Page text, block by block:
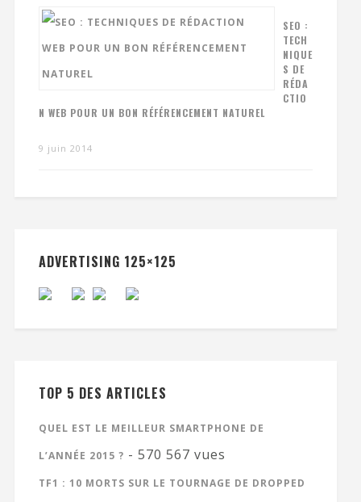
SEO :
TECH
NIQUE
S DE
RÉDA
CTIO
N WEB POUR UN BON RÉFÉRENCEMENT NATUREL
9 juin 2014
ADVERTISING 125×125
TOP 5 DES ARTICLES
QUEL EST LE MEILLEUR SMARTPHONE DE
L’ANNÉE 2015 ? - 570 567 vues
TF1 : 10 MORTS SUR LE TOURNAGE DE DROPPED